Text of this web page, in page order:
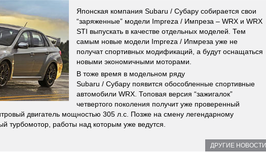
Японская компания Subaru / Субару собирается свои
“заряженные” модели Impreza / Импреза – WRX и WRX
STI выпускать в качестве отдельных моделей. Тем
самым новые модели Impreza / Ипмреза уже не
получат спортивных модификаций, а будут оснащаться
новыми экономичными моторами.
В тоже время в модельном ряду
Subaru / Субару появится обособленные спортивные
автомобили WRX. Топовая версия “зажигалок”
четвертого поколения получит уже проверенный
двигатель мощностью 305 л.с. Позже на смену легендарному
турбомотор, работы над которым уже ведутся.
ДРУГИЕ НОВОСТИ